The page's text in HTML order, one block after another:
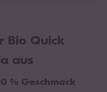
Bio Quick
aus
% Geschmack